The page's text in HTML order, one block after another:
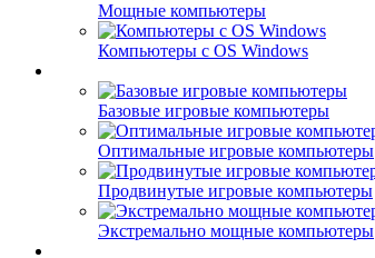
Мощные компьютеры
Компьютеры с OS Windows
Базовые игровые компьютеры
Оптимальные игровые компьютеры
Продвинутые игровые компьютеры
Экстремально мощные компьютеры